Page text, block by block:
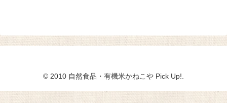
© 2010 自然食品・有機米かねこや Pick Up!.